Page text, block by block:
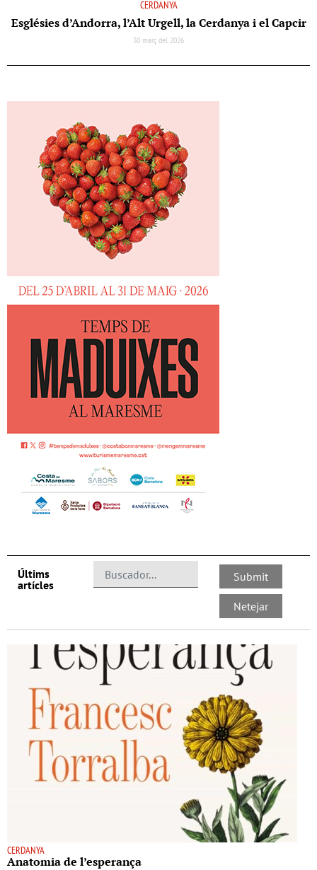
CERDANYA
Esglésies d’Andorra, l’Alt Urgell, la Cerdanya i el Capcir
30 març del 2026
Últims
artícles
CERDANYA
Anatomia de l’esperança